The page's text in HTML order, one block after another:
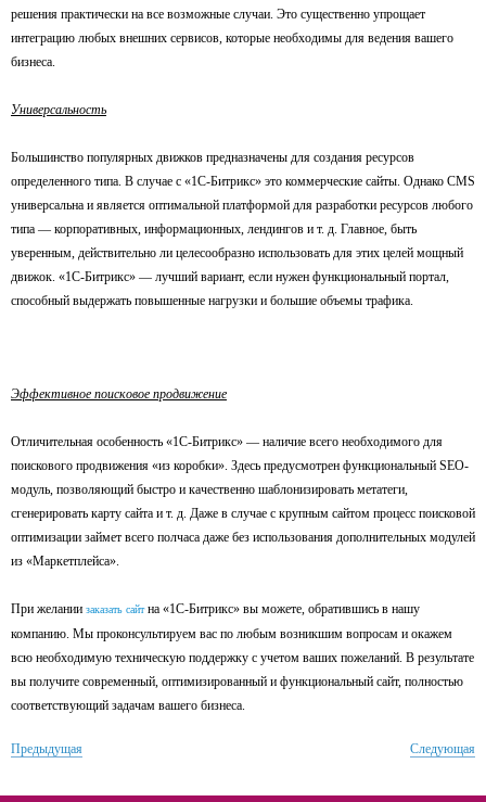
решения практически на все возможные случаи. Это существенно упрощает
интеграцию любых внешних сервисов, которые необходимы для ведения вашего
бизнеса.
Универсальность
Большинство популярных движков предназначены для создания ресурсов
определенного типа. В случае с «1С-Битрикс» это коммерческие сайты. Однако CMS
универсальна и является оптимальной платформой для разработки ресурсов любого
типа — корпоративных, информационных, лендингов и т. д. Главное, быть
уверенным, действительно ли целесообразно использовать для этих целей мощный
движок. «1С-Битрикс» — лучший вариант, если нужен функциональный портал,
способный выдержать повышенные нагрузки и большие объемы трафика.
Эффективное поисковое продвижение
Отличительная особенность «1С-Битрикс» — наличие всего необходимого для
поискового продвижения «из коробки». Здесь предусмотрен функциональный SEO-
модуль, позволяющий быстро и качественно шаблонизировать метатеги,
сгенерировать карту сайта и т. д. Даже в случае с крупным сайтом процесс поисковой
оптимизации займет всего полчаса даже без использования дополнительных модулей
из «Маркетплейса».
При желании заказать сайтна «1С-Битрикс» вы можете, обратившись в нашу
компанию. Мы проконсультируем вас по любым возникшим вопросам и окажем
всю необходимую техническую поддержку с учетом ваших пожеланий. В результате
вы получите современный, оптимизированный и функциональный сайт, полностью
соответствующий задачам вашего бизнеса.
Предыдущая Следующая